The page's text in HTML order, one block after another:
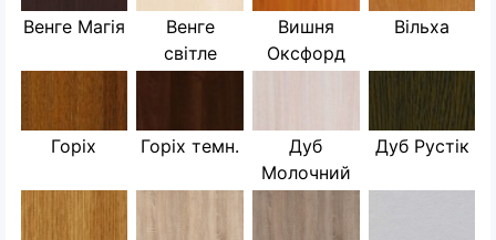
Венге Магія
Венге
світле
Вишня
Оксфорд
Вільха
Горіх Горіх темн.
Дуб
Молочний
Дуб Рустік